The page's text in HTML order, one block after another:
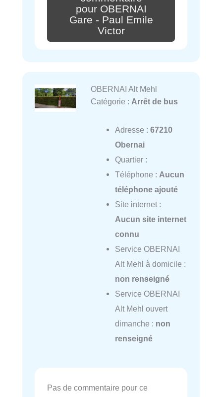
pour OBERNAI
Gare - Paul Emile
Victor
OBERNAI Alt Mehl
Catégorie : Arrêt de bus
Adresse : 67210
Obernai
Quartier :
Téléphone : Aucun
téléphone ajouté
Site internet :
Aucun site internet
connu
Service OBERNAI
Alt Mehl à domicile :
non renseigné
Service OBERNAI
Alt Mehl ouvert
dimanche : non
renseigné
Pas de commentaire pour ce